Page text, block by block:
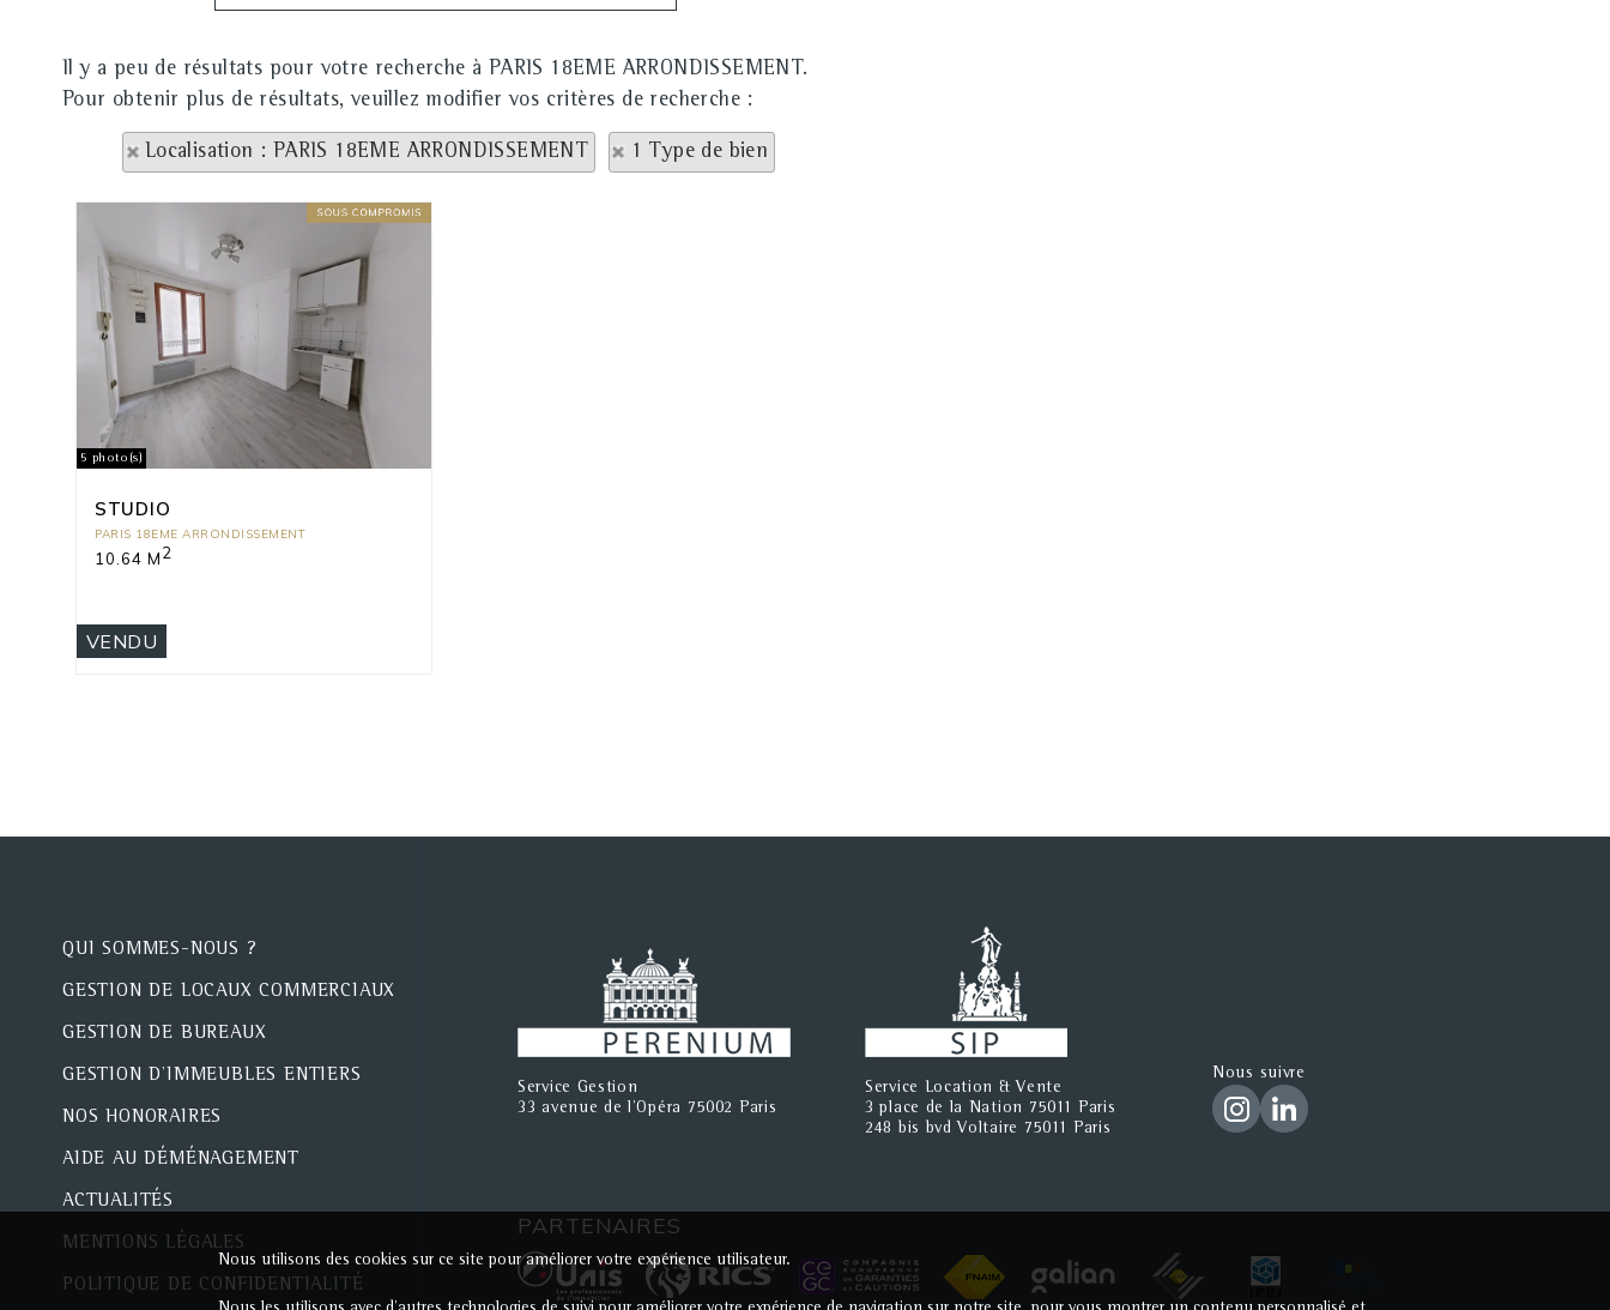
Il y a peu de résultats pour votre recherche à PARIS 18EME ARRONDISSEMENT.
Pour obtenir plus de résultats, veuillez modifier vos critères de recherche :
Localisation : PARIS 18EME ARRONDISSEMENT 1 Type de bien
5 photo(s)
STUDIO
PARIS 18EME ARRONDISSEMENT
10.64 M2
VENDU
QUI SOMMES-NOUS ?
GESTION DE LOCAUX COMMERCIAUX
GESTION DE BUREAUX
GESTION D'IMMEUBLES ENTIERS
NOS HONORAIRES
AIDE AU DÉMÉNAGEMENT
ACTUALITÉS
MENTIONS LÉGALES
POLITIQUE DE CONFIDENTIALITÉ
Service Gestion
33 avenue de l'Opéra 75002 Paris
Service Location & Vente
3 place de la Nation 75011 Paris
248 bis bvd Voltaire 75011 Paris
Nous suivre
PARTENAIRES
Nous utilisons des cookies sur ce site pour améliorer votre expérience utilisateur.